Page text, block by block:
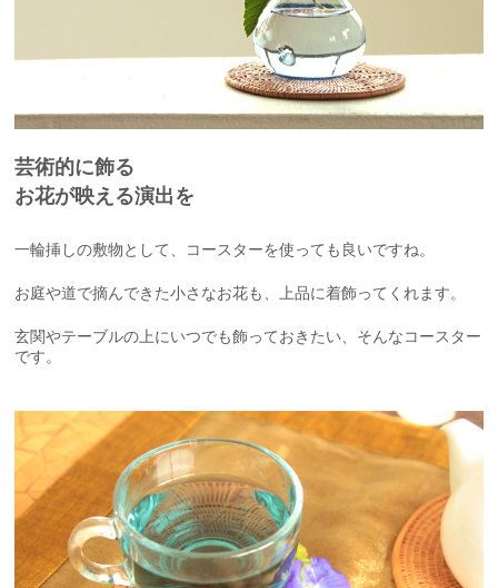
芸術的に飾る
お花が映える演出を
一輪挿しの敷物として、コースターを使っても良いですね。
お庭や道で摘んできた小さなお花も、上品に着飾ってくれます。
玄関やテーブルの上にいつでも飾っておきたい、そんなコースター
です。